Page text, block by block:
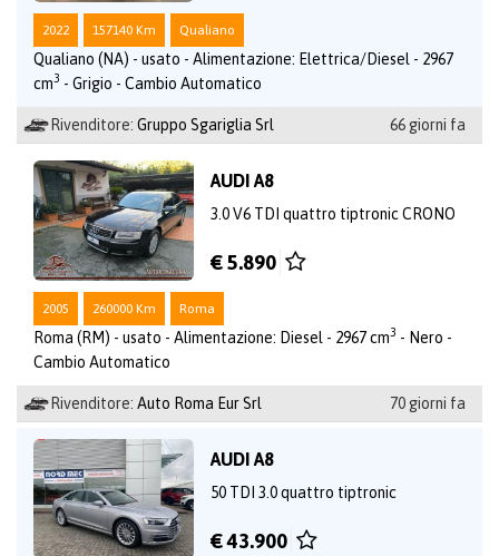
2022 157140 Km Qualiano
Qualiano (NA) - usato - Alimentazione: Elettrica/Diesel - 2967
cm3 - Grigio - Cambio Automatico
Rivenditore: Gruppo Sgariglia Srl 66 giorni fa
AUDI A8
3.0 V6 TDI quattro tiptronic CRONO
€ 5.890
2005 260000 Km Roma
Roma (RM) - usato - Alimentazione: Diesel - 2967 cm3 - Nero -
Cambio Automatico
Rivenditore: Auto Roma Eur Srl 70 giorni fa
AUDI A8
50 TDI 3.0 quattro tiptronic
€ 43.900